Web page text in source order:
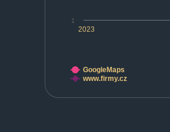
2023
1
GoogleMaps
www.firmy.cz